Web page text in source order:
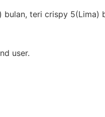
bulan, teri crispy 5(Lima)
user.